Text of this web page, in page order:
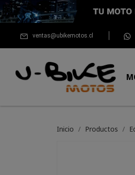
ventas@ubikemotos.cl
Inicio Productos